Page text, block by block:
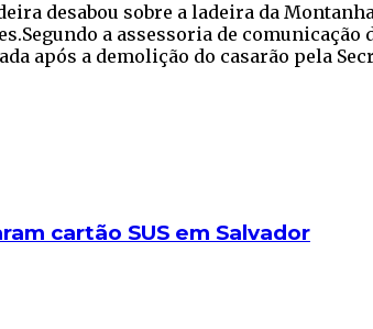
desabou sobre a ladeira da
a assessoria de
após a demolição do casarão pela
cartão SUS em Salvador